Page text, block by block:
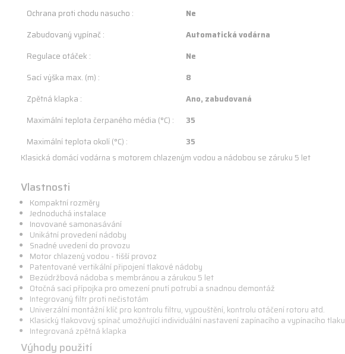
Ochrana proti chodu nasucho :
Ne
Zabudovaný vypínač :
Automatická vodárna
Regulace otáček :
Ne
Sací výška max. (m) :
8
Zpětná klapka :
Ano, zabudovaná
Maximální teplota čerpaného média (°C) :
35
Maximální teplota okolí (°C) :
35
Klasická domácí vodárna s motorem chlazeným vodou a nádobou se záruku 5 let
Vlastnosti
Kompaktní rozměry
Jednoduchá instalace
Inovované samonasávání
Unikátní provedení nádoby
Snadné uvedení do provozu
Motor chlazený vodou - tišší provoz
Patentované vertikální připojení tlakové nádoby
Bezúdržbová nádoba s membránou a zárukou 5 let
Otočná sací přípojka pro omezení pnutí potrubí a snadnou demontáž
Integrovaný filtr proti nečistotám
Univerzální montážní klíč pro kontrolu filtru, vypouštění, kontrolu otáčení rotoru atd.
Klasický tlakovový spínač umožňující individuální nastavení zapínacího a vypínacího tlaku
Integrovaná zpětná klapka
Výhody použití